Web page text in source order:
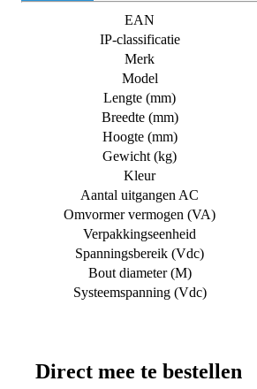
EAN
IP-classificatie
Merk
Model
Lengte (mm)
Breedte (mm)
Hoogte (mm)
Gewicht (kg)
Kleur
Aantal uitgangen AC
Omvormer vermogen (VA)
Verpakkingseenheid
Spanningsbereik (Vdc)
Bout diameter (M)
Systeemspanning (Vdc)
Direct mee te bestellen